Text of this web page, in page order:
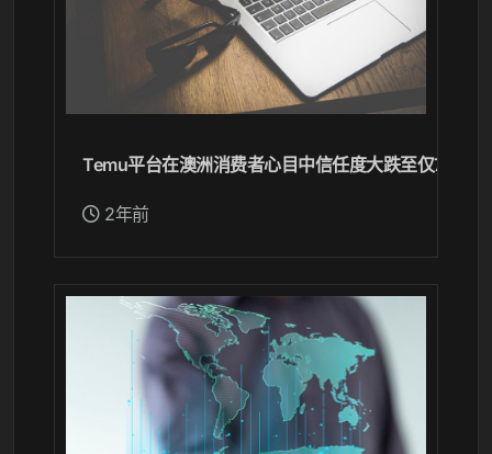
Temu平台在澳洲消费者心目中信任度大跌至仅7%
2年前